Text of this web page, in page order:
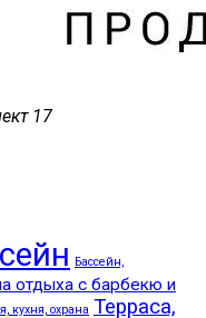
17
Бассейн,
отдыха с барбекю и
кухня, охрана Терраса,